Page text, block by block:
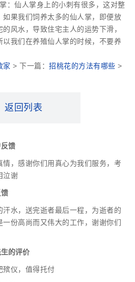
：仙人掌身上的小刺有很多，这对整
果我们饲养太多的仙人掌，即便放
风水，导致住宅主人的运势下滑，
我们在养殖仙人掌的时候，不要养
家 > 下一篇： 招桃花的方法有哪些 >
返回列表
馈
，感谢你们用真心为我们服务，考
泣谢
水，送完逝者最后一程，为逝者的
份高尚而又伟大的工作，谢谢你们
的评价
殡仪，值得托付